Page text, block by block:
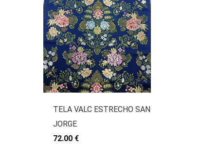
TELA VALC ESTRECHO SAN
JORGE
72.00 €